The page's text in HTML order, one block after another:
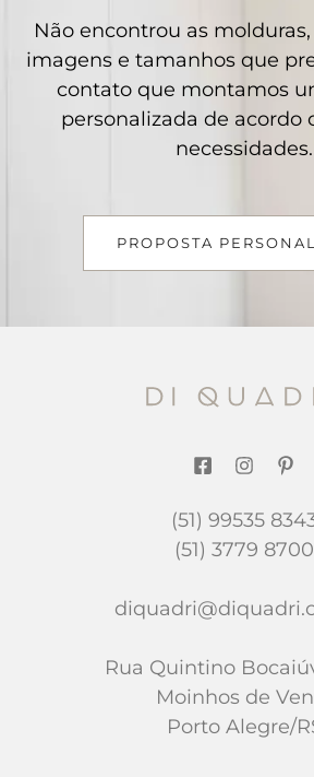
Não encontrou as
imagens e tamanhos que
contato que montamos
personalizada de acordo
necessidades.
PROPOSTA
(51) 99535
(51) 3779 8700
Rua Quintino
Moinhos de
Porto Alegre/